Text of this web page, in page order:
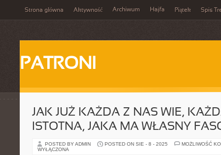
Strona główna Aktywność Archiwum Hajfa Piątek Spis
PATRONI
JAK JUŻ KAŻDA Z NAS WIE,
ISTOTNA, JAKA MA WŁASNY
POSTED BY ADMIN POSTED ON SIE - 8 - 2025
MOŻLIWOŚĆ
WYŁĄCZONA